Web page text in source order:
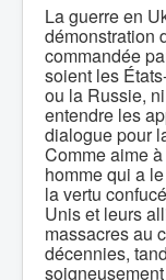
La guerre en
démonstration
commandée
soient les
ou la Russie,
entendre les
dialogue pour
Comme aime
homme qui a
la vertu
Unis et leurs
massacres au
décennies,